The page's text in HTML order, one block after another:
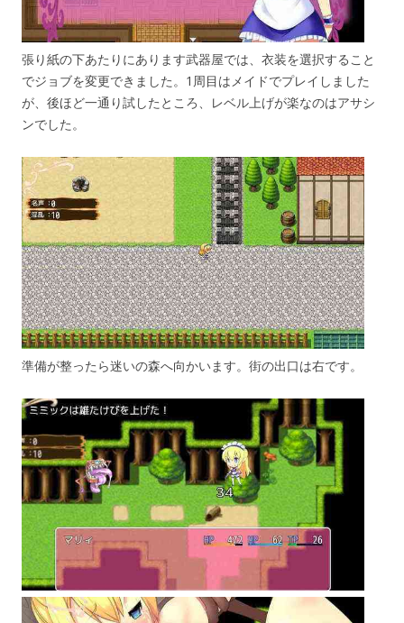
張り紙の下あたりにあります武器屋では、衣装を選択すること
でジョブを変更できました。1周目はメイドでプレイしました
が、後ほど一通り試したところ、レベル上げが楽なのはアサシ
ンでした。
準備が整ったら迷いの森へ向かいます。街の出口は右です。